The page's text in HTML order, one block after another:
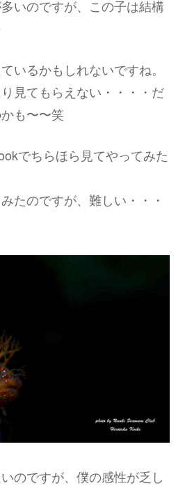
いのですが、この子は結構
いるかもしれないですね。
見てもらえない・・・・だ
も〜〜笑
でちらほら見てやってみた
たのですが、難しい・・・
のですが、僕の感性が乏し